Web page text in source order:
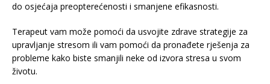
do osjećaja preopterećenosti i smanjene efikasnosti.
Terapeut vam može pomoći da usvojite zdrave strategije za
upravljanje stresom ili vam pomoći da pronađete rješenja za
probleme kako biste smanjili neke od izvora stresa u svom
životu.